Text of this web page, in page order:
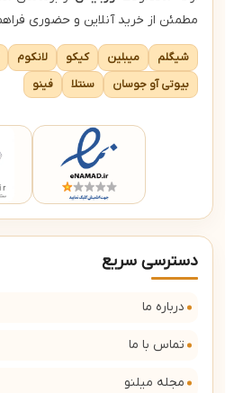
مطمئن از خرید آنلاین و حضوری
شیگلم میبلین کیکو لانکوم
بیوتی آو جوسان
سنتلا فینو
دسترسی سریع
درباره ما
تماس با ما
مجله میلنو